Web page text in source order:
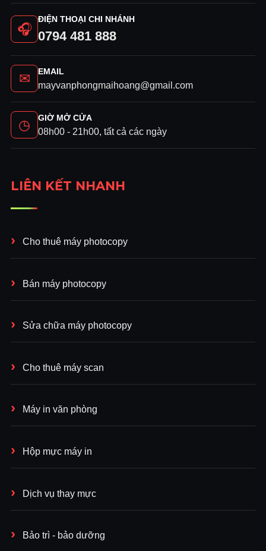
🎧
ĐIỆN THOẠI CHI NHÁNH
0794 481 888
✉ EMAIL
mayvanphongmaihoang@gmail.com
◷ GIỜ MỞ CỬA
08h00 - 21h00, tất cả các ngày
LIÊN KẾT NHANH
Cho thuê máy photocopy
Bán máy photocopy
Sửa chữa máy photocopy
Cho thuê máy scan
Máy in văn phòng
Hộp mực máy in
Dịch vụ thay mực
Bảo trì - bảo dưỡng